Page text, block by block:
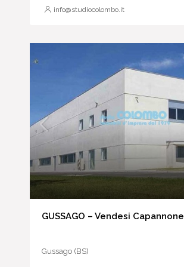
info@studiocolombo.it
GUSSAGO – Vendesi Capannone
Gussago (BS)